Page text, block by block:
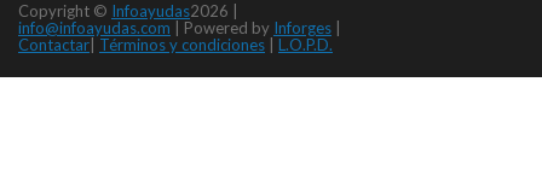
Copyright © Infoayudas2026 |
info@infoayudas.com
Powered by Inforges
Contactar Términos y condiciones L.O.P.D.